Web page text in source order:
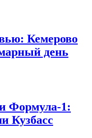
Кемерово
день
Формула-1:
Кузбасс